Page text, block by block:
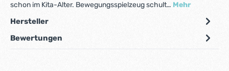
schon im Kita-Alter. Bewegungsspielzeug schult… Mehr
Hersteller
Bewertungen